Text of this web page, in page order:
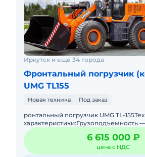
Иркутск и ещё 34 города
Фронтальный погрузчик
UMG TL155
Новая техника Под заказ
ронтальный погрузчик UMG TL-
характеристики:Грузоподъемность
т.Эксплуатационная масса — 16,5
ЯМЗ-53646.Мощно
6 615 000 ₽
цена с НДС